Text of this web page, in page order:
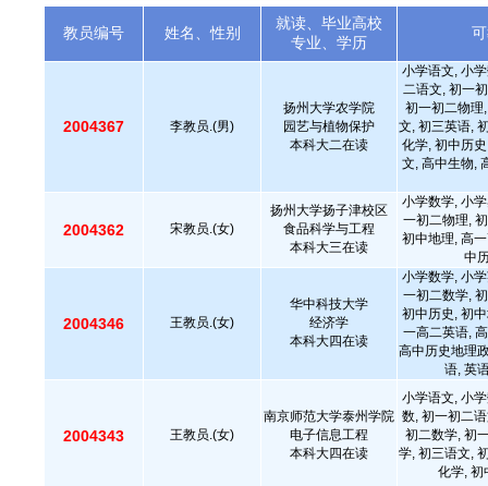
教员编号 姓名、性别
就读、毕业高校
专业、学历
2004367 李教员.(男)
扬州大学农学院
园艺与植物保护
本科大二在读
小学语文, 小
二语文, 初一
初一初二物理
文, 初三英语,
化学, 初中历
文, 高中生物,
2004362 宋教员.(女)
扬州大学扬子津校区
食品科学与工程
本科大三在读
小学数学, 小
一初二物理,
初中地理, 高
中
2004346 王教员.(女)
华中科技大学
经济学
本科大四在读
小学数学, 小
一初二数学,
初中历史, 初
一高二英语,
高中历史地理
语, 英
2004343 王教员.(女)
南京师范大学泰州学院
电子信息工程
本科大四在读
小学语文, 小
数, 初一初二
初二数学, 初
学, 初三语文,
化学, 初